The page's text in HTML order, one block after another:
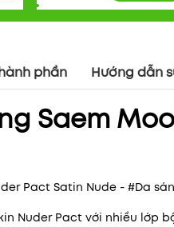
Điều kiện:
phần Hướng dẫn
Saem
Pact Satin Nude - #Da
Nuder Pact với nhiều